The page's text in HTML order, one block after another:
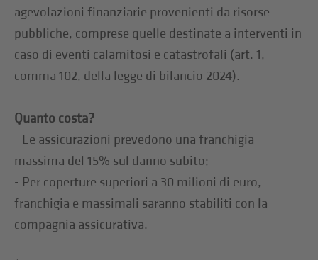
agevolazioni finanziarie provenienti da risorse
pubbliche, comprese quelle destinate a interventi in
caso di eventi calamitosi e catastrofali (art. 1,
comma 102, della legge di bilancio 2024).
Quanto costa?
- Le assicurazioni prevedono una franchigia
massima del 15% sul danno subito;
- Per coperture superiori a 30 milioni di euro,
franchigia e massimali saranno stabiliti con la
compagnia assicurativa.